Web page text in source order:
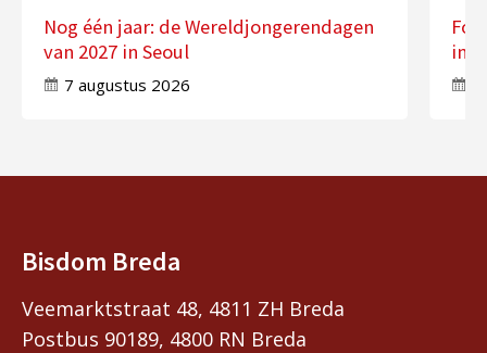
Nog één jaar: de Wereldjongerendagen
van 2027 in Seoul
7 augustus 2026
in
Bisdom Breda
Veemarktstraat 48, 4811 ZH Breda
Postbus 90189, 4800 RN Breda